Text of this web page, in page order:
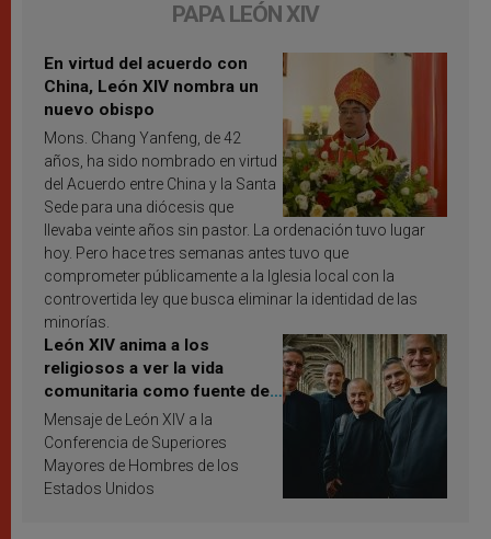
PAPA LEÓN XIV
En virtud del acuerdo con
China, León XIV nombra un
nuevo obispo
Mons. Chang Yanfeng, de 42
años, ha sido nombrado en virtud
del Acuerdo entre China y la Santa
Sede para una diócesis que
llevaba veinte años sin pastor. La ordenación tuvo lugar
hoy. Pero hace tres semanas antes tuvo que
comprometer públicamente a la Iglesia local con la
controvertida ley que busca eliminar la identidad de las
minorías.
León XIV anima a los
religiosos a ver la vida
comunitaria como fuente de
inspiración y santificación
Mensaje de León XIV a la
Conferencia de Superiores
Mayores de Hombres de los
Estados Unidos